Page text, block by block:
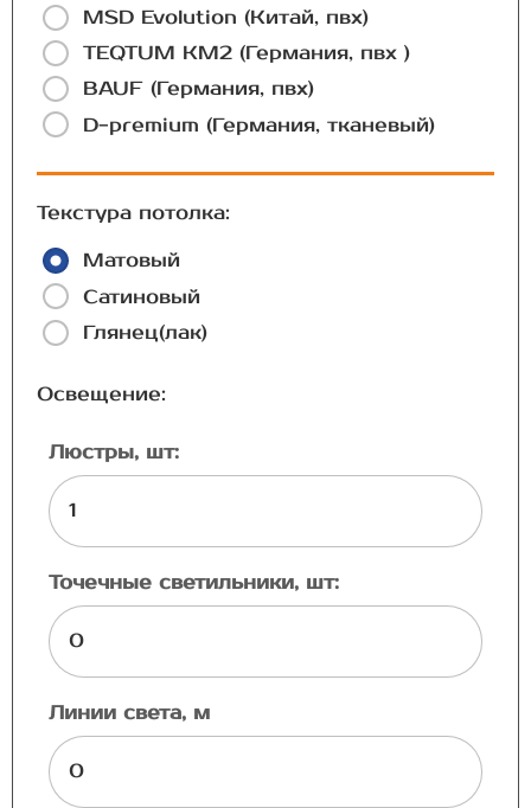
MSD Evolution (Китай, пвх)
TEQTUM КМ2 (Германия, пвх )
BAUF (Германия, пвх)
D-premium (Германия, тканевый)
Текстура потолка:
Матовый
Сатиновый
Глянец(лак)
Освещение:
Люстры, шт:
Точечные светильники, шт:
Линии света, м